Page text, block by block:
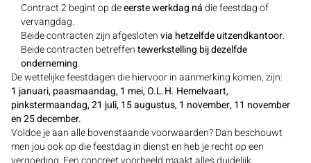
Contract 2 begint op deeerste werkdag nádie feestdag of
vervangdag.
Beide contracten zijn afgeslotenvia hetzelfde uitzendkantoor.
Beide contracten betreffentewerkstelling bij dezelfde
onderneming.
De wettelijke feestdagen die hiervoor in aanmerking komen, zijn:
1 januari, paasmaandag, 1 mei, O.L.H. Hemelvaart,
pinkstermaandag, 21 juli, 15 augustus, 1 november, 11 november
en 25 december.
Voldoe je aan alle bovenstaande voorwaarden? Dan beschouwt
men jou ook op die feestdag in dienst en heb je recht op een